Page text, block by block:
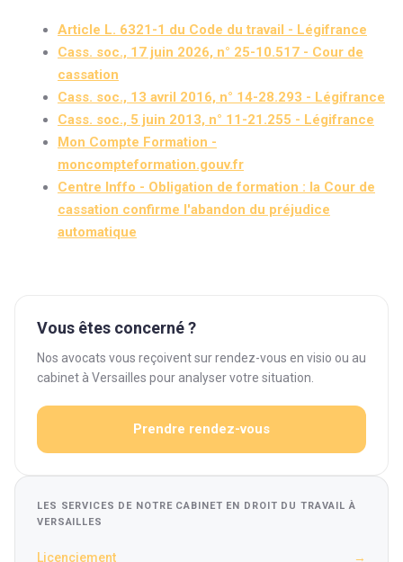
Article L. 6321-1 du Code du travail - Légifrance
Cass. soc., 17 juin 2026, n° 25-10.517 - Cour de
cassation
Cass. soc., 13 avril 2016, n° 14-28.293 - Légifrance
Cass. soc., 5 juin 2013, n° 11-21.255 - Légifrance
Mon Compte Formation -
moncompteformation.gouv.fr
Centre Inffo - Obligation de formation : la Cour de
cassation confirme l'abandon du préjudice
automatique
Vous êtes concerné ?
Nos avocats vous reçoivent sur rendez-vous en visio ou au
cabinet à Versailles pour analyser votre situation.
Prendre rendez-vous
LES SERVICES DE NOTRE CABINET EN DROIT DU TRAVAIL À
VERSAILLES
Licenciement →